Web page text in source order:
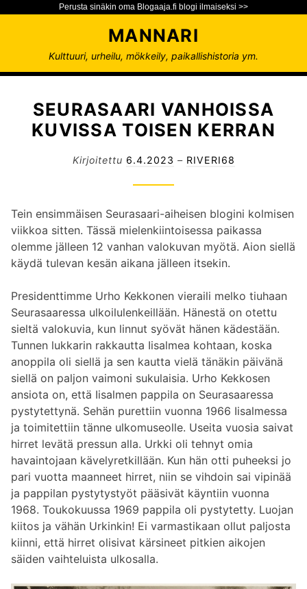
Perusta sinäkin oma Blogaaja.fi blogi ilmaiseksi >>
r
MANNARI
Kulttuuri, urheilu, mökkeily, paikallishistoria ym.
SEURASAARI VANHOISSA
KUVISSA TOISEN KERRAN
Kirjoitettu 6.4.2023 – RIVERI68
Tein ensimmäisen Seurasaari-aiheisen blogini kolmisen
viikkoa sitten. Tässä mielenkiintoisessa paikassa
olemme jälleen 12 vanhan valokuvan myötä. Aion siellä
käydä tulevan kesän aikana jälleen itsekin.
Presidenttimme Urho Kekkonen vieraili melko tiuhaan
Seurasaaressa ulkoilulenkeillään. Hänestä on otettu
sieltä valokuvia, kun linnut syövät hänen kädestään.
Tunnen lukkarin rakkautta Iisalmea kohtaan, koska
anoppila oli siellä ja sen kautta vielä tänäkin päivänä
siellä on paljon vaimoni sukulaisia. Urho Kekkosen
ansiota on, että Iisalmen pappila on Seurasaaressa
pystytettynä. Sehän purettiin vuonna 1966 Iisalmessa
ja toimitettiin tänne ulkomuseolle. Useita vuosia saivat
hirret levätä pressun alla. Urkki oli tehnyt omia
havaintojaan kävelyretkillään. Kun hän otti puheeksi jo
pari vuotta maanneet hirret, niin se vihdoin sai vipinää
ja pappilan pystytystyöt pääsivät käyntiin vuonna
1968. Toukokuussa 1969 pappila oli pystytetty. Luojan
kiitos ja vähän Urkinkin! Ei varmastikaan ollut paljosta
kiinni, että hirret olisivat kärsineet pitkien aikojen
säiden vaihteluista ulkosalla.